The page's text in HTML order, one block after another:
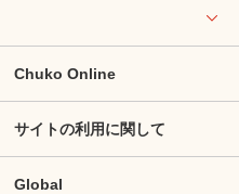
Chuko Online
サイトの利用に関して
Global